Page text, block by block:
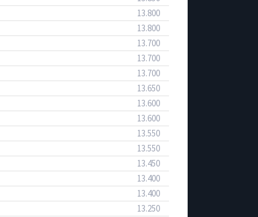
13.800
13.800
13.700
13.700
13.700
13.650
13.600
13.600
13.550
13.550
13.450
13.400
13.400
13.250